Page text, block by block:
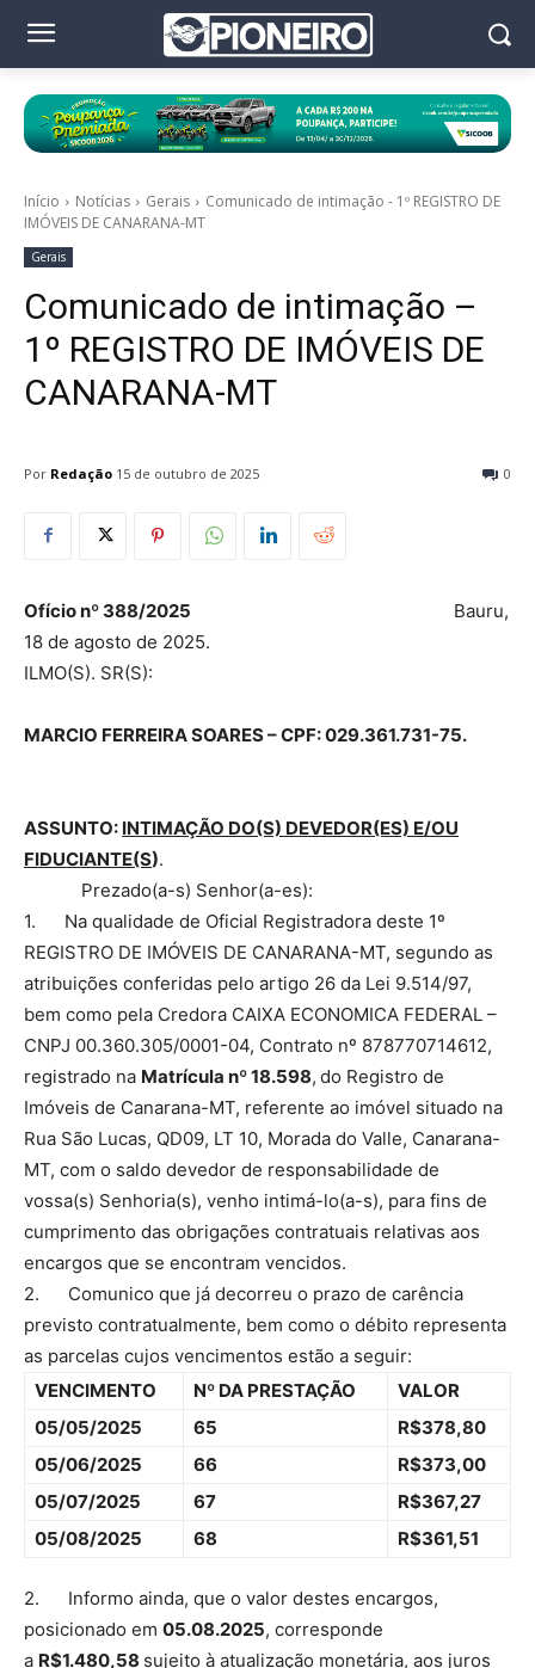
Início Notícias Gerais
Comunicado de intimação - 1º REGISTRO DE
IMÓVEIS DE CANARANA-MT
Gerais
Comunicado de intimação –
1º REGISTRO DE IMÓVEIS DE
CANARANA-MT
Por Redação 0
15 de outubro de 2025
Ofício nº 388/2025
Bauru,
18 de agosto de 2025.
ILMO(S). SR(S):
MARCIO FERREIRA SOARES – CPF: 029.361.731-75.
ASSUNTO: INTIMAÇÃO DO(S) DEVEDOR(ES) E/OU
FIDUCIANTE(S).
Prezado(a-s) Senhor(a-es):
1. Na qualidade de Oficial Registradora deste 1º
REGISTRO DE IMÓVEIS DE CANARANA-MT, segundo as
atribuições conferidas pelo artigo 26 da Lei 9.514/97,
bem como pela Credora CAIXA ECONOMICA FEDERAL –
CNPJ 00.360.305/0001-04, Contrato nº 878770714612,
registrado na Matrícula nº 18.598, do Registro de
Imóveis de Canarana-MT, referente ao imóvel situado na
Rua São Lucas, QD09, LT 10, Morada do Valle, Canarana-
MT, com o saldo devedor de responsabilidade de
vossa(s) Senhoria(s), venho intimá-lo(a-s), para fins de
cumprimento das obrigações contratuais relativas aos
encargos que se encontram vencidos.
2. Comunico que já decorreu o prazo de carência
previsto contratualmente, bem como o débito representa
as parcelas cujos vencimentos estão a seguir:
VENCIMENTO
Nº DA PRESTAÇÃO
VALOR
05/05/2025
65
R$378,80
05/06/2025
66
R$373,00
05/07/2025
67
R$367,27
05/08/2025
68 R$361,51
2. Informo ainda, que o valor destes encargos,
posicionado em 05.08.2025, corresponde
a R$1.480,58 sujeito à atualização monetária, aos juros